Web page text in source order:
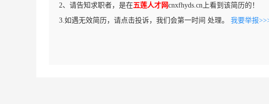
2、请告知求职者，是在五莲人才网cnxfhyds.cn上看到该简历的！
3.如遇无效简历，请点击投诉，我们会第一时间 处理。 我要举报